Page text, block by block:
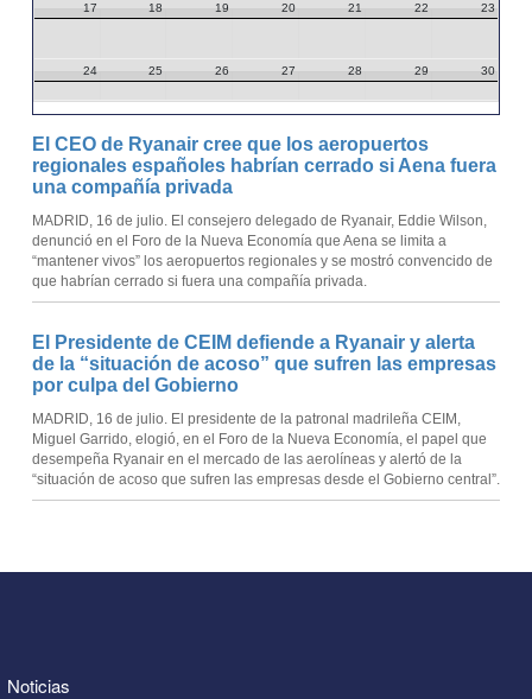
17 18 19 20 21 22 23
24 25 26 27 28 29 30
El CEO de Ryanair cree que los aeropuertos
regionales españoles habrían cerrado si Aena fuera
una compañía privada
MADRID, 16 de julio. El consejero delegado de Ryanair, Eddie Wilson,
denunció en el Foro de la Nueva Economía que Aena se limita a
“mantener vivos” los aeropuertos regionales y se mostró convencido de
que habrían cerrado si fuera una compañía privada.
El Presidente de CEIM defiende a Ryanair y alerta
de la “situación de acoso” que sufren las empresas
por culpa del Gobierno
MADRID, 16 de julio. El presidente de la patronal madrileña CEIM,
Miguel Garrido, elogió, en el Foro de la Nueva Economía, el papel que
desempeña Ryanair en el mercado de las aerolíneas y alertó de la
“situación de acoso que sufren las empresas desde el Gobierno central”.
Noticias